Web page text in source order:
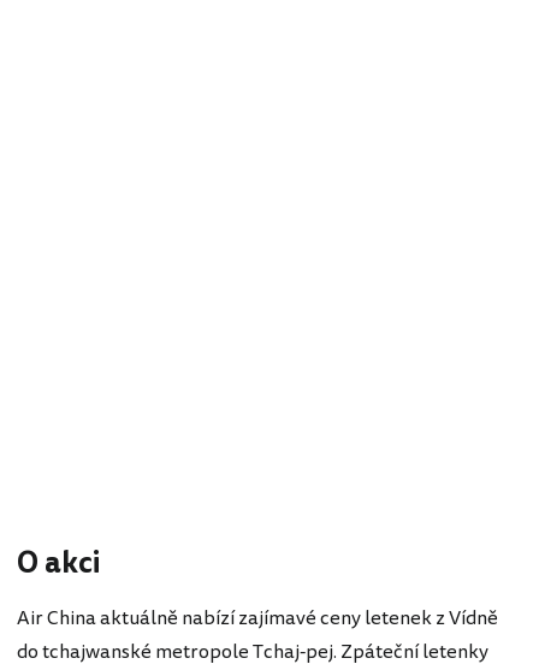
O akci
Air China aktuálně nabízí zajímavé ceny letenek z Vídně
do tchajwanské metropole Tchaj-pej. Zpáteční letenky